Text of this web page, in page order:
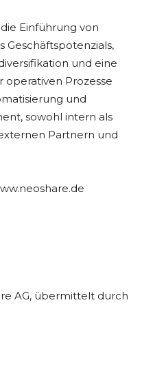
Einführung von
Geschäftspotenzials,
und eine
Prozesse
und
sowohl intern als
Partnern und
AG, übermittelt durch